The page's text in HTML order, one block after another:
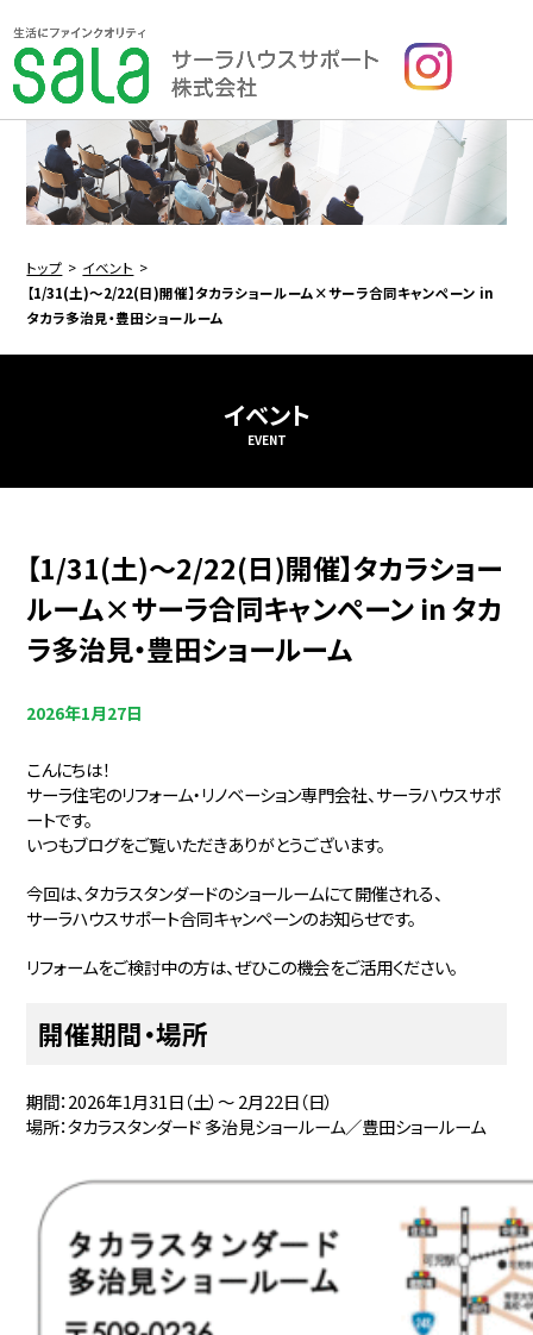
トップ
イベント
【1/31(土)〜2/22(日)開催】タカラショールーム×サーラ合同キャンペーン in
タカラ多治見・豊田ショールーム
イベント
EVENT
【1/31(土)〜2/22(日)開催】タカラショー
ルーム×サーラ合同キャンペーン in タカ
ラ多治見・豊田ショールーム
2026年1月27日
こんにちは！
サーラ住宅のリフォーム・リノベーション専門会社、サーラハウスサポ
ートです。
いつもブログをご覧いただきありがとうございます。
今回は、タカラスタンダードのショールームにて開催される、
サーラハウスサポート合同キャンペーンのお知らせです。
リフォームをご検討中の方は、ぜひこの機会をご活用ください。
開催期間・場所
期間：2026年1月31日（土）〜 2月22日（日）
場所：タカラスタンダード 多治見ショールーム／豊田ショールーム